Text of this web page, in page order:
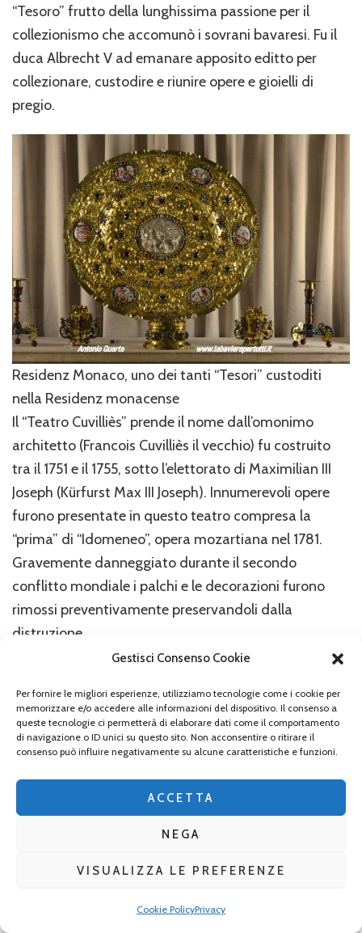
Gestisci Consenso Cookie
Per fornire le migliori esperienze, utilizziamo tecnologie come i cookie per
memorizzare e/o accedere alle informazioni del dispositivo. Il consenso a
queste tecnologie ci permetterà di elaborare dati come il comportamento
di navigazione o ID unici su questo sito. Non acconsentire o ritirare il
consenso può influire negativamente su alcune caratteristiche e funzioni.
ACCETTA
NEGA
VISUALIZZA LE PREFERENZE
Cookie PolicyPrivacy
“Tesoro” frutto della lunghissima passione per il
collezionismo che accomunò i sovrani bavaresi. Fu il
duca Albrecht V ad emanare apposito editto per
collezionare, custodire e riunire opere e gioielli di
pregio.
Residenz Monaco, uno dei tanti “Tesori” custoditi
nella Residenz monacense
Il “Teatro Cuvilliès” prende il nome dall’omonimo
architetto (Francois Cuvilliès il vecchio) fu costruito
tra il 1751 e il 1755, sotto l’elettorato di Maximilian III
Joseph (Kürfurst Max III Joseph). Innumerevoli opere
furono presentate in questo teatro compresa la
“prima” di “Idomeneo”, opera mozartiana nel 1781.
Gravemente danneggiato durante il secondo
conflitto mondiale i palchi e le decorazioni furono
rimossi preventivamente preservandoli dalla
distruzione.